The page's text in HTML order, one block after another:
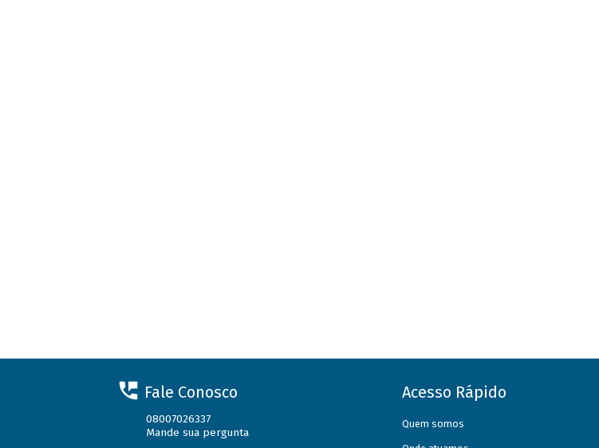
Fale Conosco
08007026337
Mande sua pergunta
Acesso Rápido
Quem somos